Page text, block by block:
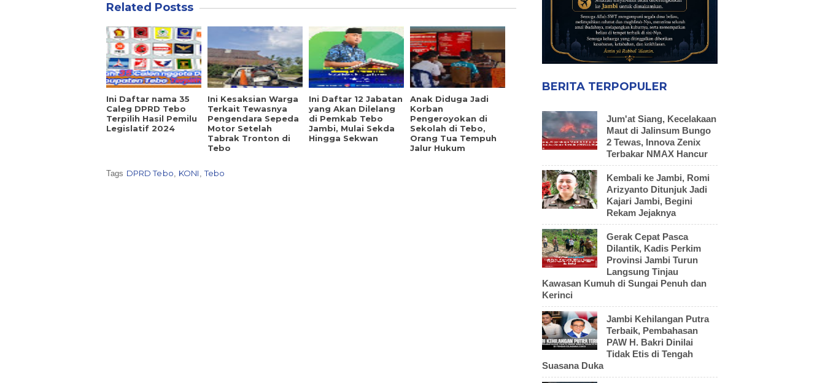
Related Postss
Ini Daftar nama 35
Caleg DPRD Tebo
Terpilih Hasil Pemilu
Legislatif 2024
Ini Kesaksian Warga
Terkait Tewasnya
Pengendara Sepeda
Motor Setelah
Tabrak Tronton di
Tebo
Ini Daftar 12 Jabatan
yang Akan Dilelang
di Pemkab Tebo
Jambi, Mulai Sekda
Hingga Sekwan
Anak Diduga Jadi
Korban
Pengeroyokan di
Sekolah di Tebo,
Orang Tua Tempuh
Jalur Hukum
Tags DPRD Tebo, KONI ,Tebo
BERITA TERPOPULER
Jum'at Siang, Kecelakaan
Maut di Jalinsum Bungo
2 Tewas, Innova Zenix
Terbakar NMAX Hancur
Kembali ke Jambi, Romi
Arizyanto Ditunjuk Jadi
Kajari Jambi, Begini
Rekam Jejaknya
Gerak Cepat Pasca
Dilantik, Kadis Perkim
Provinsi Jambi Turun
Langsung Tinjau
Kawasan Kumuh di Sungai Penuh dan
Kerinci
Jambi Kehilangan Putra
Terbaik, Pembahasan
PAW H. Bakri Dinilai
Tidak Etis di Tengah
Suasana Duka